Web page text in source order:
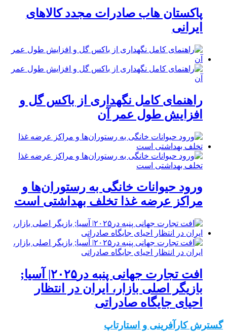
پاکستان هاب صادرات مجدد کالاهای
ایرانی
راهنمای کامل نگهداری از باکس گل و
افزایش طول عمر آن
ورود حیوانات خانگی به رستوران‌ها و
مراکز عرضه غذا تخلف بهداشتی است
افت تجارت جهانی پنبه در۲۰۲۵| آسیا;
بازیگر اصلی بازار، ایران در انتظار
احیای جایگاه صادراتی
گسترش کارآفرینی و استارتاپ